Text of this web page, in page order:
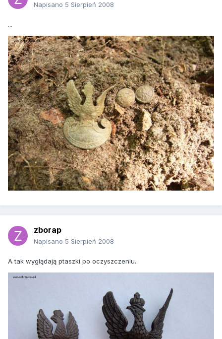
Napisano 5 Sierpień 2008
...
zborap
Napisano 5 Sierpień 2008
A tak wyglądają ptaszki po oczyszczeniu.